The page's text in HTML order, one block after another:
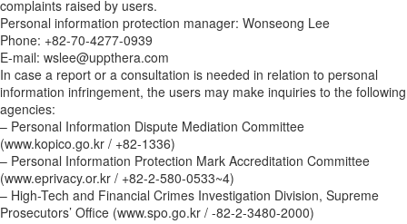
complaints raised by users.
Personal information protection manager: Wonseong Lee
Phone: +82-70-4277-0939
E-mail: wslee@uppthera.com
In case a report or a consultation is needed in relation to personal
information infringement, the users may make inquiries to the following
agencies:
– Personal Information Dispute Mediation Committee
(www.kopico.go.kr / +82-1336)
– Personal Information Protection Mark Accreditation Committee
(www.eprivacy.or.kr / +82-2-580-0533~4)
– High-Tech and Financial Crimes Investigation Division, Supreme
Prosecutors’ Office (www.spo.go.kr / -82-2-3480-2000)